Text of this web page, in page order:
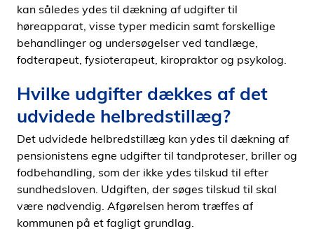
kan således ydes til dækning af udgifter til
høreapparat, visse typer medicin samt forskellige
behandlinger og undersøgelser ved tandlæge,
fodterapeut, fysioterapeut, kiropraktor og psykolog.
Hvilke udgifter dækkes af det
udvidede helbredstillæg?
Det udvidede helbredstillæg kan ydes til dækning af
pensionistens egne udgifter til tandproteser, briller og
fodbehandling, som der ikke ydes tilskud til efter
sundhedsloven. Udgiften, der søges tilskud til skal
være nødvendig. Afgørelsen herom træffes af
kommunen på et fagligt grundlag.